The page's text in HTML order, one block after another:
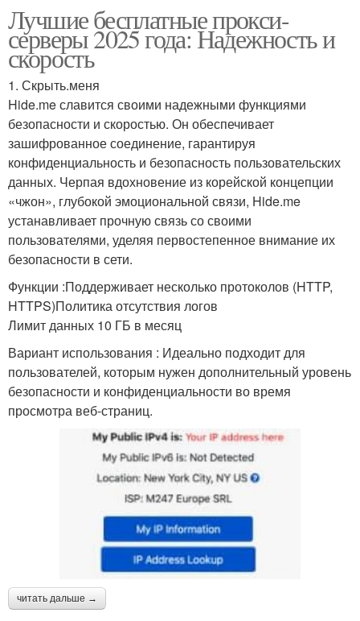
Лучшие бесплатные прокси-
серверы 2025 года: Надежность и
скорость
1. Скрыть.меня
Hide.me славится своими надежными функциями
безопасности и скоростью. Он обеспечивает
зашифрованное соединение, гарантируя
конфиденциальность и безопасность пользовательских
данных. Черпая вдохновение из корейской концепции
«чжон», глубокой эмоциональной связи, Hide.me
устанавливает прочную связь со своими
пользователями, уделяя первостепенное внимание их
безопасности в сети.
Функции :Поддерживает несколько протоколов (HTTP,
HTTPS)Политика отсутствия логов
Лимит данных 10 ГБ в месяц
Вариант использования : Идеально подходит для
пользователей, которым нужен дополнительный уровень
безопасности и конфиденциальности во время
просмотра веб-страниц.
читать дальше →